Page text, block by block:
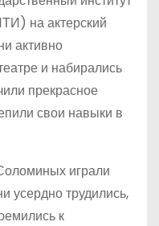
на актерский
активно
и набирались
прекрасное
свои навыки в
играли
усердно трудились,
к